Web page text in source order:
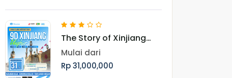
The Story of Xinjiang
UighurMenjelajah
Pesona Jalur Sutra,
Pegunungan Tianshan,
Mulai dari
Rp 31,000,000